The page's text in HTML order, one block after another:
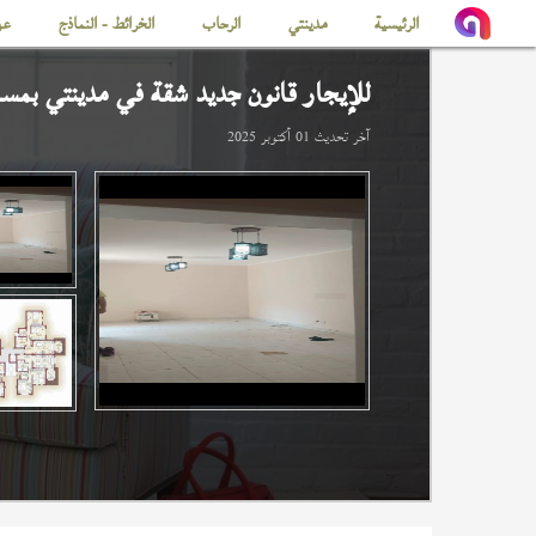
الرئيسية مدينتي الرحاب الخرائط - النماذج
للإيجار قانون جديد شقة فيمدينتي
آخر تحديث 01 أكتوبر 2025